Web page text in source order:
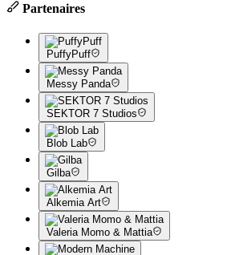
Partenaires
PuffyPuff
Messy Panda
SEKTOR 7 Studios
Blob Lab
Gilba
Alkemia Art
Valeria Momo & Mattia